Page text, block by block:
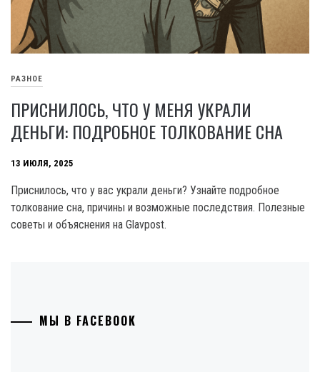
РАЗНОЕ
ПРИСНИЛОСЬ, ЧТО У МЕНЯ УКРАЛИ
ДЕНЬГИ: ПОДРОБНОЕ ТОЛКОВАНИЕ СНА
13 ИЮЛЯ, 2025
Приснилось, что у вас украли деньги? Узнайте подробное
толкование сна, причины и возможные последствия. Полезные
советы и объяснения на Glavpost.
МЫ В FACEBOOK